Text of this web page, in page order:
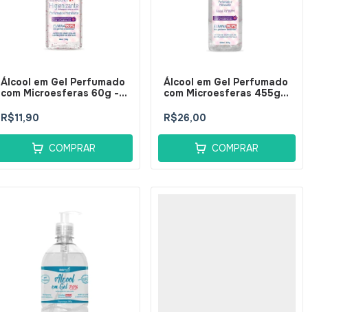
Álcool em Gel Perfumado
com Microesferas 60g -
R$11,90
COMPRAR
Álcool em Gel Perfumado
com Microesferas 455g -
R$26,00
COMPRAR